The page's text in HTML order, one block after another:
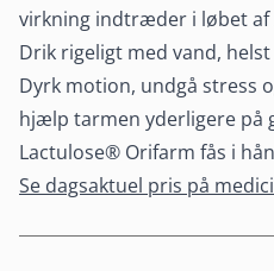
virkning indtræder i løbet af
Drik rigeligt med vand,
Dyrk motion, undgå stress
hjælp tarmen yderligere på
Lactulose® Orifarm fås i
Se dagsaktuel pris på